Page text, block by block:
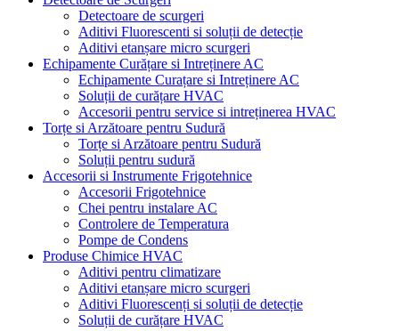
Detectoare de scurgeri
Aditivi Fluorescenti si soluții de detecție
Aditivi etanșare micro scurgeri
Echipamente Curățare si Intreținere AC
Echipamente Curațare si Intreținere AC
Soluții de curățare HVAC
Accesorii pentru service si intreținerea HVAC
Torțe si Arzătoare pentru Sudură
Torțe si Arzătoare pentru Sudură
Soluții pentru sudură
Accesorii si Instrumente Frigotehnice
Accesorii Frigotehnice
Chei pentru instalare AC
Controlere de Temperatura
Pompe de Condens
Produse Chimice HVAC
Aditivi pentru climatizare
Aditivi etanșare micro scurgeri
Aditivi Fluorescenți si soluții de detecție
Soluții de curățare HVAC